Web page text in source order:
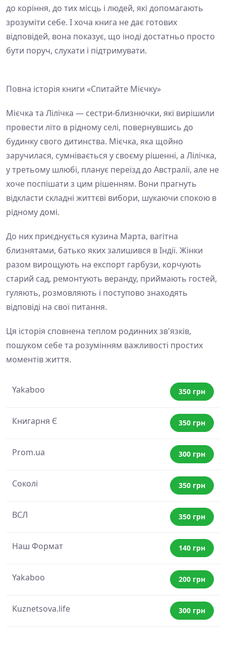
до коріння, до тих місць і людей, які допомагають
зрозуміти себе. І хоча книга не дає готових
відповідей, вона показує, що іноді достатньо просто
бути поруч, слухати і підтримувати.
Повна історія книги «Спитайте Мієчку»
Мієчка та Лілічка — сестри-близнючки, які вирішили
провести літо в рідному селі, повернувшись до
будинку свого дитинства. Мієчка, яка щойно
заручилася, сумнівається у своєму рішенні, а Лілічка,
у третьому шлюбі, планує переїзд до Австралії, але не
хоче поспішати з цим рішенням. Вони прагнуть
відкласти складні життєві вибори, шукаючи спокою в
рідному домі.
До них приєднується кузина Марта, вагітна
близнятами, батько яких залишився в Індії. Жінки
разом вирощують на експорт гарбузи, корчують
старий сад, ремонтують веранду, приймають гостей,
гуляють, розмовляють і поступово знаходять
відповіді на свої питання.
Ця історія сповнена теплом родинних зв'язків,
пошуком себе та розумінням важливості простих
моментів життя.
Yakaboo 350 грн
Книгарня Є 350 грн
Prom.ua 300 грн
Соколі 350 грн
ВСЛ 350 грн
Наш Формат 140 грн
Yakaboo 200 грн
Kuznetsova.life 300 грн